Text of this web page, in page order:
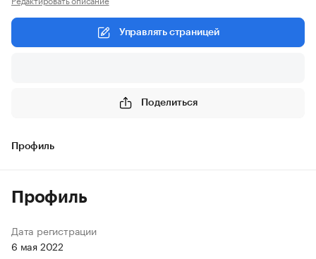
Управлять страницей
Поделиться
Профиль
Профиль
Дата регистрации
6 мая 2022